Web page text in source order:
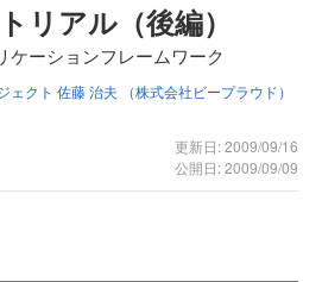
リアル（後編）
ケーションフレームワーク
ェクト 佐藤 治夫 （株式会社ビープラウド）
更新日: 2009/09/16
公開日: 2009/09/09